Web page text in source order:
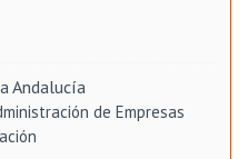
Andalucía
de Empresas